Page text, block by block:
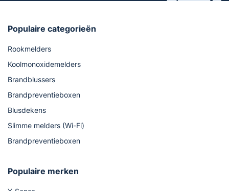
Populaire categorieën
Rookmelders
Koolmonoxidemelders
Brandblussers
Brandpreventieboxen
Blusdekens
Slimme melders (Wi-Fi)
Brandpreventieboxen
Populaire merken